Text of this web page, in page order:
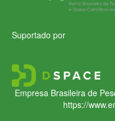
Suportado por
Empresa Brasileira de
https://